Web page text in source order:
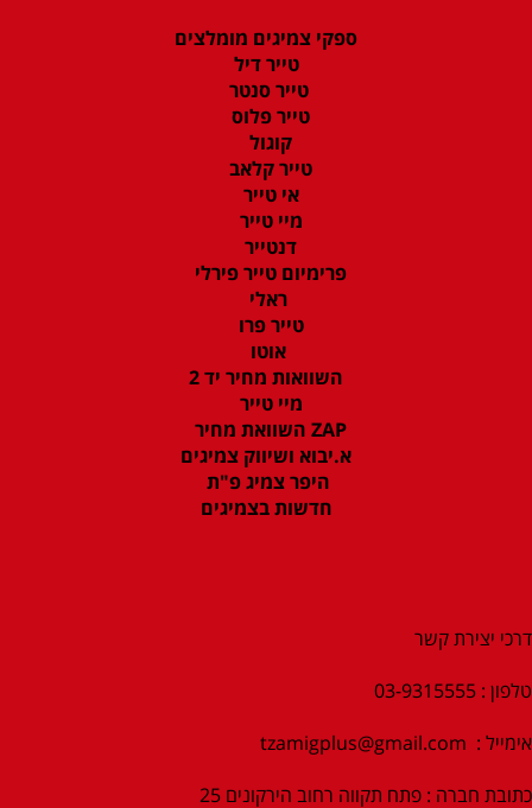
ספקי צמיגים מומלצים
טייר דיל
טייר סנטר
טייר פלוס
קוגול
טייר קלאב
אי טייר
מיי טייר
דנטייר
פרימיום טייר פירלי
ראלי
טייר פרו
אוטו
השוואות מחיר יד 2
מיי טייר
ZAP השוואת מחיר
א.יבוא ושיווק צמיגים
היפר צמיג פ"ת
חדשות בצמיגים
דרכי יצירת קשר
טלפון : 03-9315555
אימייל : tzamigplus@gmail.com
כתובת חברה : פתח תקווה רחוב הירקונים 25